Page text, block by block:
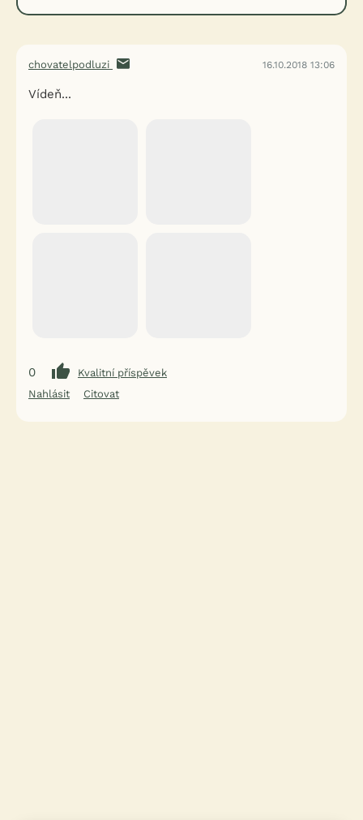
chovatelpodluzi 16.10.2018 13:06
Vídeň...
0
Kvalitní příspěvek
Nahlásit
Citovat